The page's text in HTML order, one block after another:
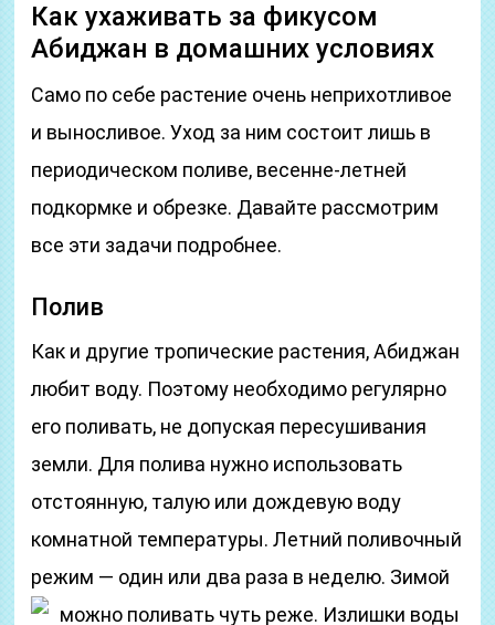
Как ухаживать за фикусом
Абиджан в домашних условиях
Само по себе растение очень неприхотливое
и выносливое. Уход за ним состоит лишь в
периодическом поливе, весенне-летней
подкормке и обрезке. Давайте рассмотрим
все эти задачи подробнее.
Полив
Как и другие тропические растения, Абиджан
любит воду. Поэтому необходимо регулярно
его поливать, не допуская пересушивания
земли. Для полива нужно использовать
отстоянную, талую или дождевую воду
комнатной температуры. Летний поливочный
режим — один или два раза в неделю. Зимой
можно поливать чуть реже. Излишки воды